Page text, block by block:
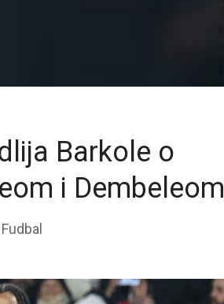
Barkole o
i Dembeleom
Fudbal